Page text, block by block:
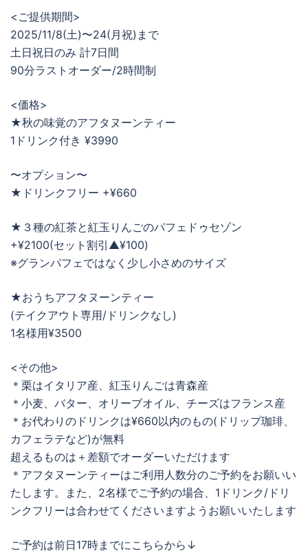
<ご提供期間>
2025/11/8(土)〜24(月祝)まで
土日祝日のみ 計7日間
90分ラストオーダー/2時間制
<価格>
★秋の味覚のアフタヌーンティー
1ドリンク付き ¥3990
〜オプション〜
★ドリンクフリー +¥660
★３種の紅茶と紅玉りんごのパフェドゥセゾン
+¥2100(セット割引▲¥100)
※グランパフェではなく少し小さめのサイズ
★おうちアフタヌーンティー
(テイクアウト専用/ドリンクなし)
1名様用¥3500
<その他>
＊栗はイタリア産、紅玉りんごは青森産
＊小麦、バター、オリーブオイル、チーズはフランス産
＊お代わりのドリンクは¥660以内のもの(ドリップ珈琲、
カフェラテなど)が無料
超えるものは＋差額でオーダーいただけます
＊アフタヌーンティーはご利用人数分のご予約をお願いい
たします。また、2名様でご予約の場合、1ドリンク/ドリ
ンクフリーは合わせてくださいますようお願いいたします
ご予約は前日17時までにこちらから↓